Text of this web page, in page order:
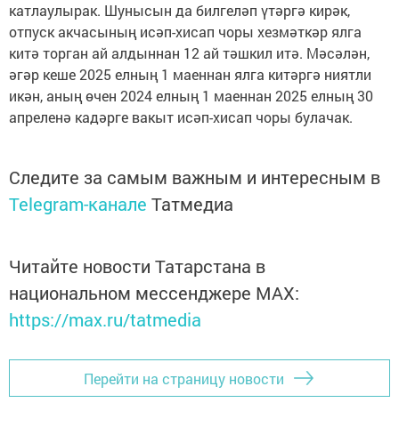
катлаулырак. Шунысын да билгеләп үтәргә кирәк,
отпуск акчасының исәп-хисап чоры хезмәткәр ялга
китә торган ай алдыннан 12 ай тәшкил итә. Мәсәлән,
әгәр кеше 2025 елның 1 маеннан ялга китәргә ниятли
икән, аның өчен 2024 елның 1 маеннан 2025 елның 30
апреленә кадәрге вакыт исәп-хисап чоры булачак.
Следите за самым важным и интересным в
Telegram-канале Татмедиа
Читайте новости Татарстана в
национальном мессенджере MАХ:
https://max.ru/tatmedia
Перейти на страницу новости